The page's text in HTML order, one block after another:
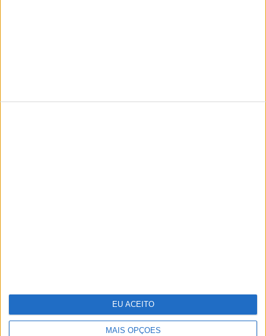
MAIS OPÇÕES
EU ACEITO